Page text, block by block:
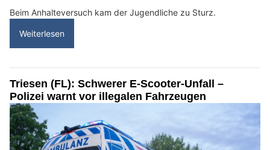
Beim Anhalteversuch kam der Jugendliche zu Sturz.
Weiterlesen
Triesen (FL): Schwerer E-Scooter-Unfall –
Polizei warnt vor illegalen Fahrzeugen